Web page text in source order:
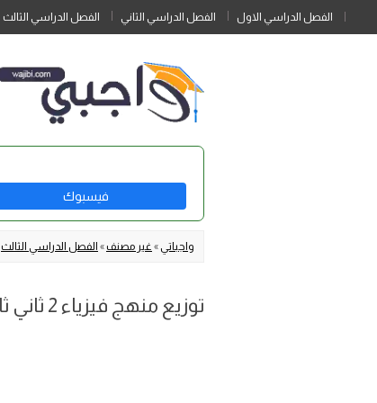
الفصل الدراسي الاول الفصل الدراسي الثاني الفصل الدراسي الثالث
فيسبوك
واجباتي » غير مصنف» الفصل الدراسي الثالث
توزيع منهج فيزياء 2 ثاني ثانوي مسارات ف3 1446